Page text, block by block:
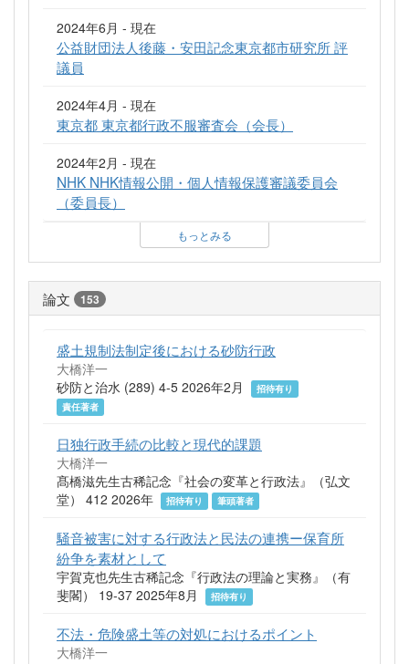
2024年6月 - 現在
公益財団法人後藤・安田記念東京都市研究所 評
議員
2024年4月 - 現在
東京都 東京都行政不服審査会（会長）
2024年2月 - 現在
NHK NHK情報公開・個人情報保護審議委員会
（委員長）
もっとみる
論文 153
盛土規制法制定後における砂防行政
大橋洋一
砂防と治水 (289) 4-5 2026年2月
招待有り
責任著者
日独行政手続の比較と現代的課題
大橋洋一
髙橋滋先生古稀記念『社会の変革と行政法』（弘文
堂） 412 2026年
招待有り 筆頭著者
騒音被害に対する行政法と民法の連携ー保育所
紛争を素材として
宇賀克也先生古稀記念『行政法の理論と実務』（有
斐閣） 19-37 2025年8月
招待有り
不法・危険盛土等の対処におけるポイント
大橋洋一